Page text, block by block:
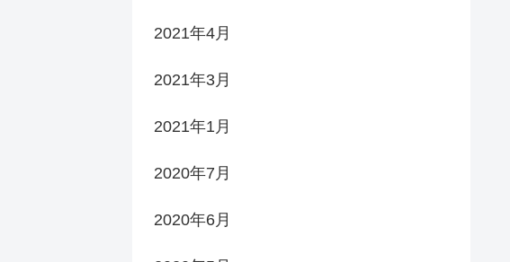
2021年4月
2021年3月
2021年1月
2020年7月
2020年6月